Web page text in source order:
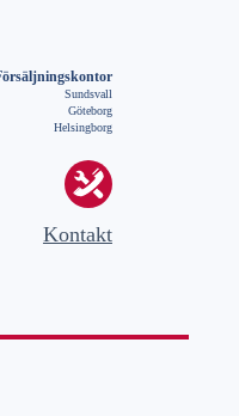
Sundsvall
Göteborg
Helsingborg
Kontakt